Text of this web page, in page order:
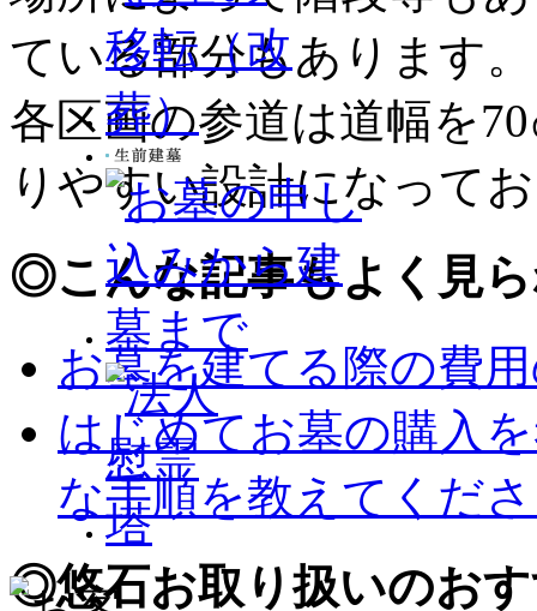
ている部分もあります。
各区画の参道は道幅を
りやすい設計になって
◎こんな記事もよく見
お墓を建てる際の費
はじめてお墓の購入
な手順を教えてくだ
◎悠石お取り扱いのお